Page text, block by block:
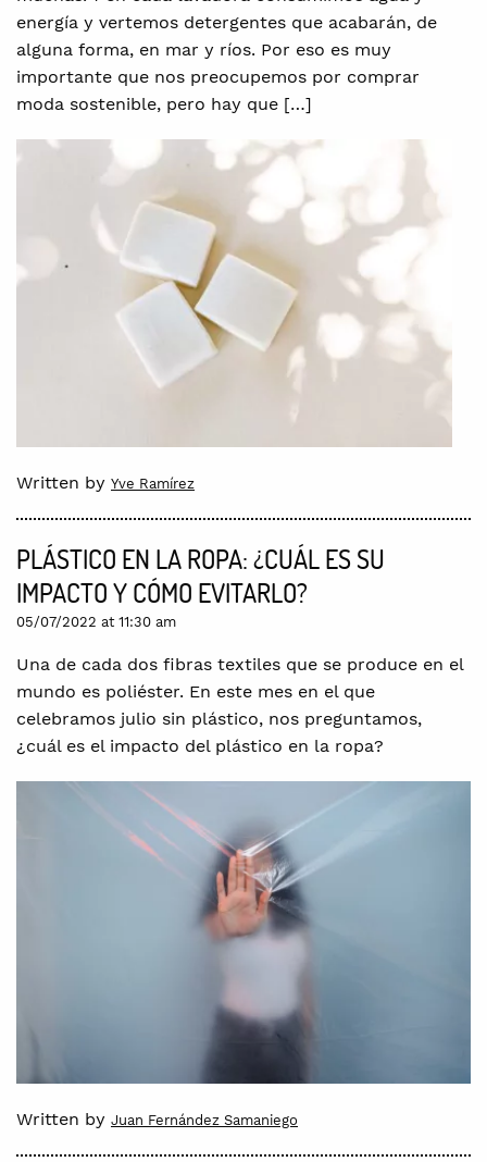
energía y vertemos detergentes que acabarán, de
alguna forma, en mar y ríos. Por eso es muy
importante que nos preocupemos por comprar
moda sostenible, pero hay que […]
Written by Yve Ramírez
PLÁSTICO EN LA ROPA: ¿CUÁL ES SU
IMPACTO Y CÓMO EVITARLO?
05/07/2022 at 11:30 am
Una de cada dos fibras textiles que se produce en el
mundo es poliéster. En este mes en el que
celebramos julio sin plástico, nos preguntamos,
¿cuál es el impacto del plástico en la ropa?
Written by Juan Fernández Samaniego